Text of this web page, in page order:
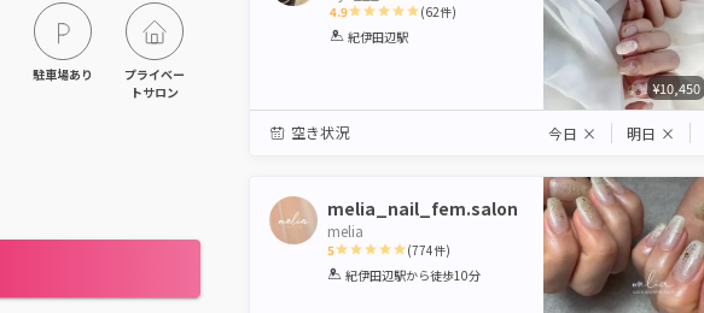
駐車場あり
プライベー
トサロン
4.9
1 2 3 4 5
(62件)
紀伊田辺駅
¥10,450
空き状況 今日 × 明日 ×
melia_nail_fem.salon
melia
5
1 2 3 4 5
(774件)
紀伊田辺駅から徒歩10分